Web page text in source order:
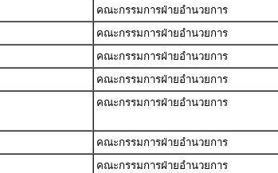
คณะกรรมการฝ่ายอำนวยการ
คณะกรรมการฝ่ายอำนวยการ
คณะกรรมการฝ่ายอำนวยการ
คณะกรรมการฝ่ายอำนวยการ
คณะกรรมการฝ่ายอำนวยการ
คณะกรรมการฝ่ายอำนวยการ
คณะกรรมการฝ่ายอำนวยการ